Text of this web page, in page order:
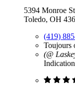
5394 Monroe St
Toledo, OH
(419)
Toujours
(@